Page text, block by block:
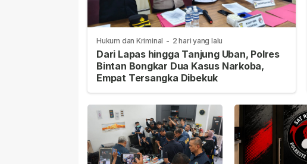
Hukum dan Kriminal - 2 hari yang lalu
Dari Lapas hingga Tanjung Uban, Polres
Bintan Bongkar Dua Kasus Narkoba,
Empat Tersangka Dibekuk